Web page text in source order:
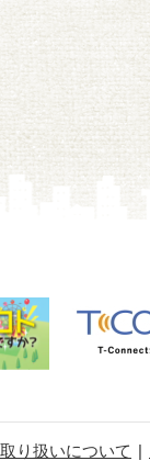
り扱いについて